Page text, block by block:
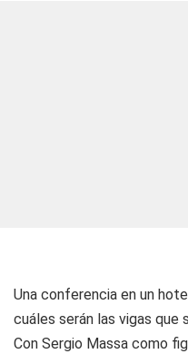
Una conferencia en un
cuáles serán las vigas que
Con Sergio Massa como